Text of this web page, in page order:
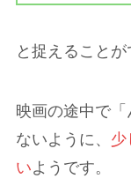
と捉えることが
映画の途中で
ないように、 少
いようです。